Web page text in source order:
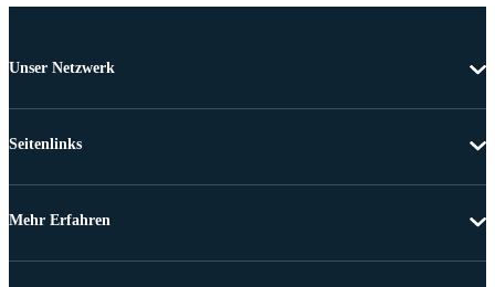
Unser Netzwerk
Seitenlinks
Mehr Erfahren